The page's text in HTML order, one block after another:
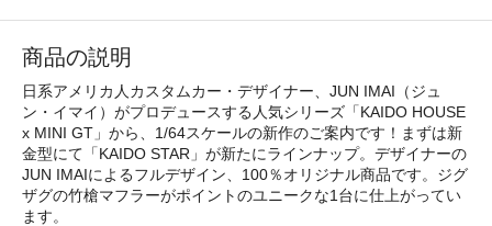
商品の説明
日系アメリカ人カスタムカー・デザイナー、JUN IMAI（ジュ
ン・イマイ）がプロデュースする人気シリーズ「KAIDO HOUSE
x MINI GT」から、1/64スケールの新作のご案内です！まずは新
金型にて「KAIDO STAR」が新たにラインナップ。デザイナーの
JUN IMAIによるフルデザイン、100％オリジナル商品です。ジグ
ザグの竹槍マフラーがポイントのユニークな1台に仕上がってい
ます。